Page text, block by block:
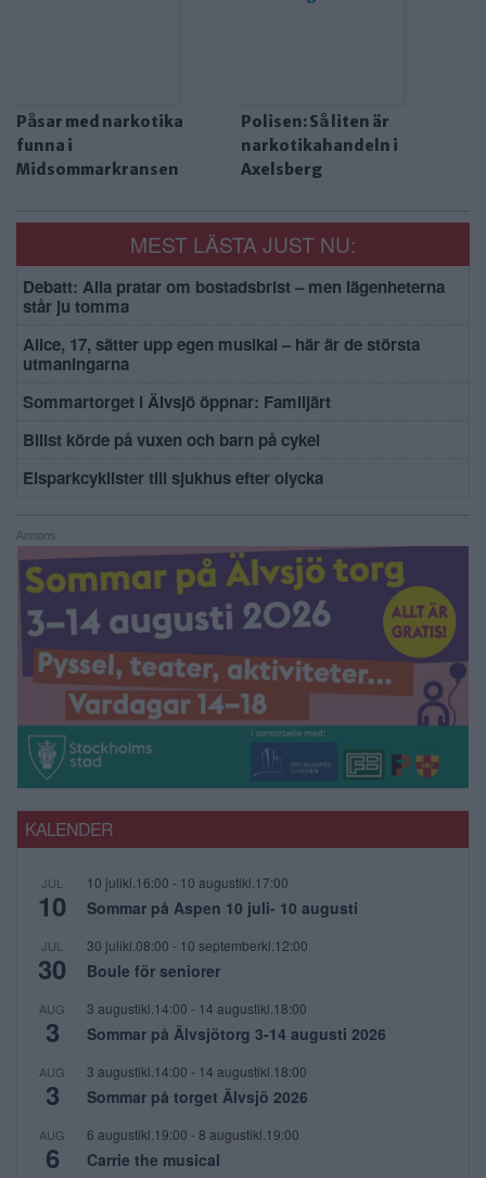
Påsar med narkotika
funna i
Midsommarkransen
Polisen: Så liten är
narkotikahandeln i
Axelsberg
MEST LÄSTA JUST NU:
Debatt: Alla pratar om bostadsbrist – men lägenheterna
står ju tomma
Alice, 17, sätter upp egen musikal – här är de största
utmaningarna
Sommartorget i Älvsjö öppnar: Familjärt
Bilist körde på vuxen och barn på cykel
Elsparkcyklister till sjukhus efter olycka
Annons:
KALENDER
JUL
10
10 julikl.16:00 - 10 augustikl.17:00
Sommar på Aspen 10 juli- 10 augusti
JUL
30
30 julikl.08:00 - 10 septemberkl.12:00
Boule för seniorer
AUG
3
3 augustikl.14:00 - 14 augustikl.18:00
Sommar på Älvsjötorg 3-14 augusti 2026
AUG
3
3 augustikl.14:00 - 14 augustikl.18:00
Sommar på torget Älvsjö 2026
AUG
6
6 augustikl.19:00 - 8 augustikl.19:00
Carrie the musical